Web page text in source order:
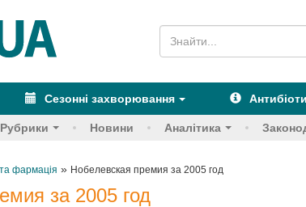
Сезонні захворювання
Рубрики Новини Аналітика
фармація » Нобелевская премия за 2005 год
за 2005 год